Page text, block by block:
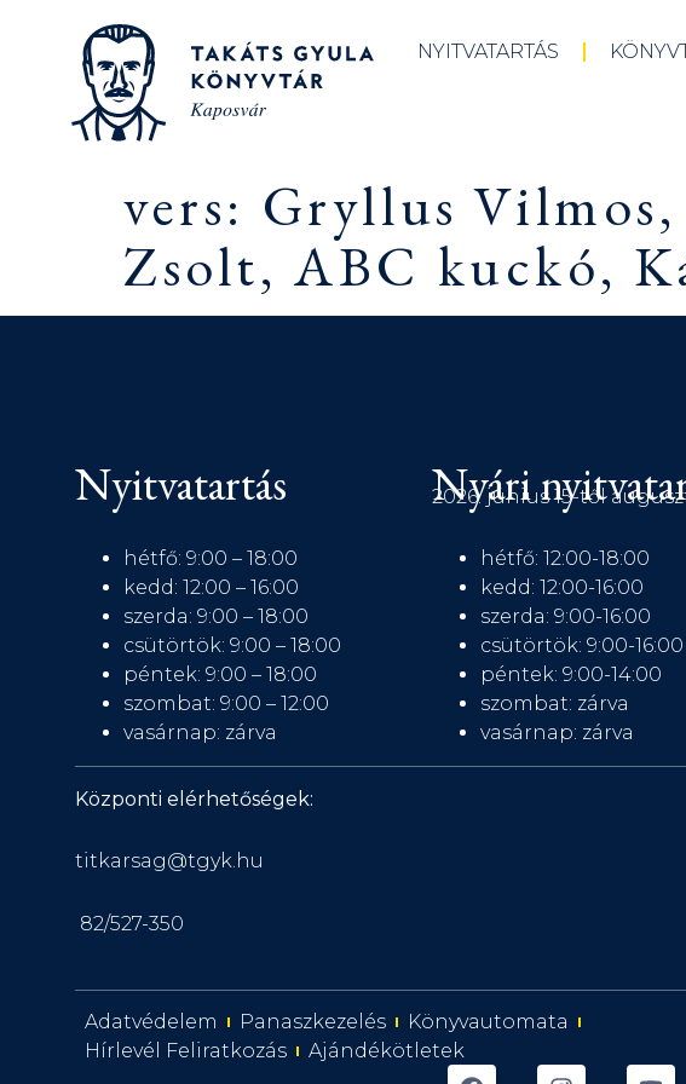
NYITVATARTÁS
vers: Gryllus
Zsolt, ABC kuckó,
Nyitvatartás
hétfő: 9:00 – 18:00
kedd: 12:00 – 16:00
szerda: 9:00 – 18:00
csütörtök: 9:00 – 18:00
péntek: 9:00 – 18:00
szombat: 9:00 – 12:00
vasárnap: zárva
Nyári
2026. június 15-től
hétfő: 12:00-18:00
kedd: 12:00-16:00
szerda: 9:00-16:00
csütörtök: 9:00-16:00
péntek: 9:00-14:00
szombat: zárva
vasárnap: zárva
Központi elérhetőségek:
titkarsag@tgyk.hu
82/527-350
Adatvédelem Panaszkezelés
Könyvautomata
Hírlevél Feliratkozás
Ajándékötletek